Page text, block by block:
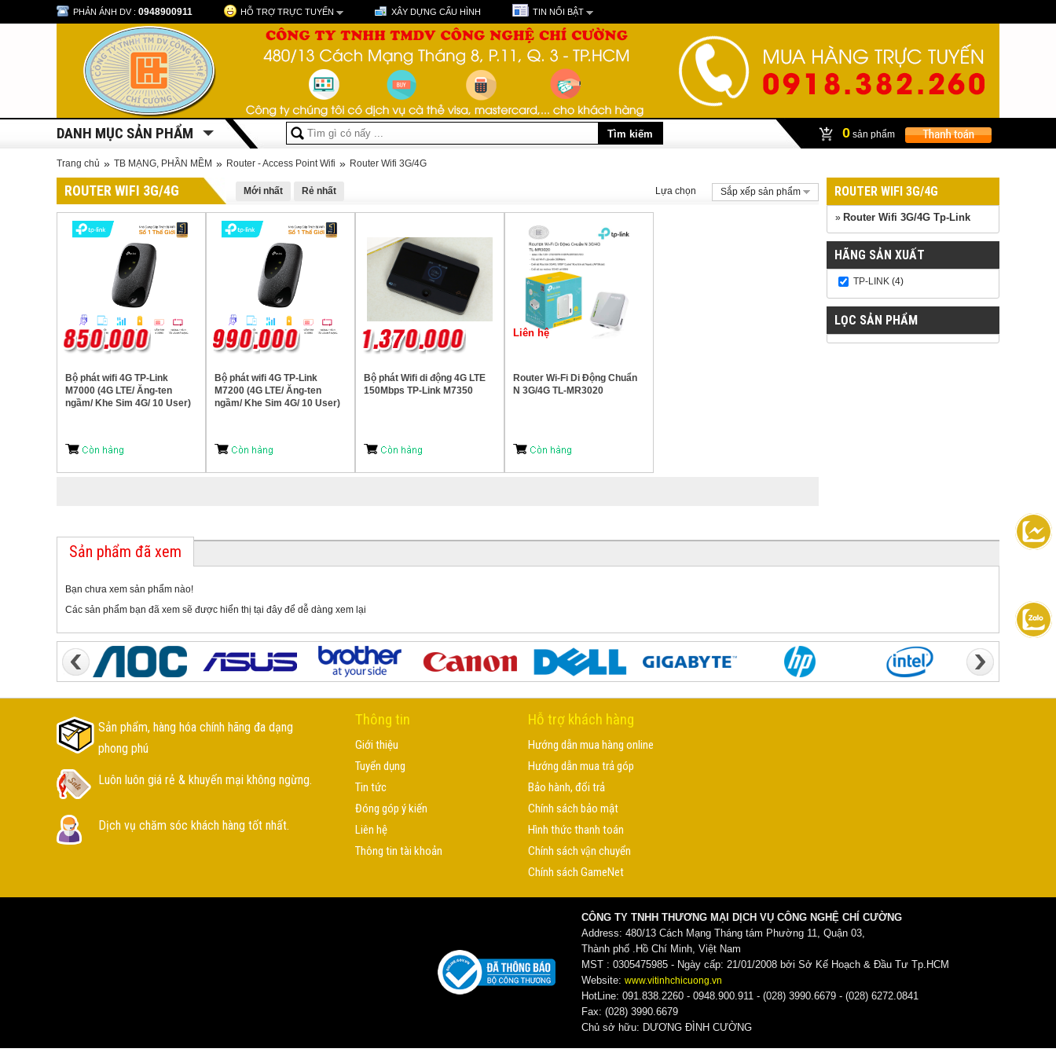
PHẢN ÁNH DV : 0948900911 HỖ TRỢ TRỰC TUYẾN XÂY DỰNG CẤU HÌNH TIN NỔI BẬT
DANH MỤC SẢN PHẨM 0 sản phẩm
Trang chủ » TB MẠNG, PHẦN MỀM » Router - Access Point Wifi » Router Wifi 3G/4G
ROUTER WIFI 3G/4G Mới nhất Rẻ nhất Sắp xếp sản phẩm
Lựa chọn
Bộ phát wifi 4G TP-Link
M7000 (4G LTE/ Ăng-ten
ngầm/ Khe Sim 4G/ 10 User)
Bộ phát wifi 4G TP-Link
M7200 (4G LTE/ Ăng-ten
ngầm/ Khe Sim 4G/ 10 User)
Bộ phát Wifi di động 4G LTE
150Mbps TP-Link M7350
Liên hệ
Router Wi-Fi Di Động Chuẩn
N 3G/4G TL-MR3020
ROUTER WIFI 3G/4G
» Router Wifi 3G/4G Tp-Link
HÃNG SẢN XUẤT
TP-LINK (4)
LỌC SẢN PHẨM
Sản phẩm đã xem
Bạn chưa xem sản phẩm nào!
Các sản phẩm bạn đã xem sẽ được hiển thị tại đây để dễ dàng xem lại
Sản phẩm, hàng hóa chính hãng đa dạng
phong phú
Luôn luôn giá rẻ & khuyến mại không ngừng.
Dịch vụ chăm sóc khách hàng tốt nhất.
Thông tin
Giới thiệu
Tuyển dụng
Tin tức
Đóng góp ý kiến
Liên hệ
Thông tin tài khoản
Hỗ trợ khách hàng
Hướng dẫn mua hàng online
Hướng dẫn mua trả góp
Bảo hành, đổi trả
Chính sách bảo mật
Hình thức thanh toán
Chính sách vận chuyển
Chính sách GameNet
CÔNG TY TNHH THƯƠNG MẠI DỊCH VỤ CÔNG NGHỆ CHÍ CƯỜNG
Address: 480/13 Cách Mạng Tháng tám Phường 11, Quận 03,
Thành phố .Hồ Chí Minh, Việt Nam
MST : 0305475985 - Ngày cấp: 21/01/2008 bởi Sở Kế Hoạch & Đầu Tư Tp.HCM
Website: www.vitinhchicuong.vn
HotLine: 091.838.2260 - 0948.900.911 - (028) 3990.6679 - (028) 6272.0841
Fax: (028) 3990.6679
Chủ sở hữu: DƯƠNG ĐÌNH CƯỜNG